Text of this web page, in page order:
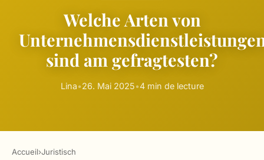
Welche Arten von
sind am gefragtesten?
Lina•26. Mai 2025•4 min de lecture
Accueil›Juristisch